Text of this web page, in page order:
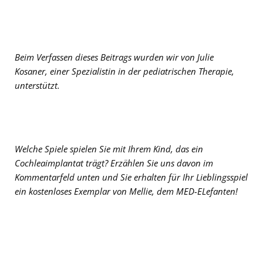
Beim Verfassen dieses Beitrags wurden wir von Julie
Kosaner, einer Spezialistin in der pediatrischen Therapie,
unterstützt.
Welche Spiele spielen Sie mit Ihrem Kind, das ein
Cochleaimplantat trägt? Erzählen Sie uns davon im
Kommentarfeld unten und Sie erhalten für Ihr Lieblingsspiel
ein kostenloses Exemplar von Mellie, dem MED-ELefanten!